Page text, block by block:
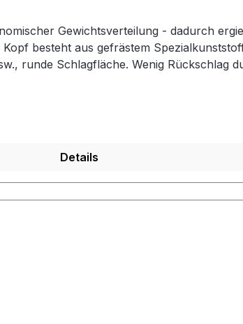
Gewichtsverteilung - dadurch
besteht aus gefrästem
runde Schlagfläche. Wenig Rückschlag
Japan Punzierhammer / Schlägel /
Details